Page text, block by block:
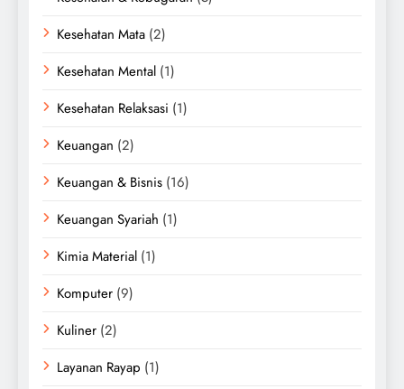
Kesehatan Mata (2)
Kesehatan Mental (1)
Kesehatan Relaksasi (1)
Keuangan (2)
Keuangan & Bisnis (16)
Keuangan Syariah (1)
Kimia Material (1)
Komputer (9)
Kuliner (2)
Layanan Rayap (1)